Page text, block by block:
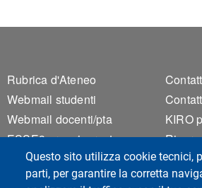
Questo sito utilizza cookie tecnici,
parti, per garantire la corretta
Footer 1
Rubrica d'Ateneo
Webmail studenti
Webmail docenti/pta
ESSE3 area riservata
Privacy
Accessibilità
KIRO